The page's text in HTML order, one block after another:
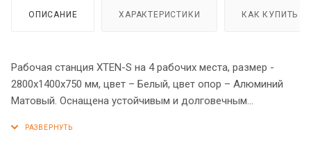
ОПИСАНИЕ ХАРАКТЕРИСТИКИ КАК КУПИТЬ
Рабочая станция XTEN-S на 4 рабочих места, размер -
2800х1400х750 мм, цвет – Белый, цвет опор – Алюминий
Матовый. Оснащена устойчивым и долговечным
которые прочно соединены между собой металлической